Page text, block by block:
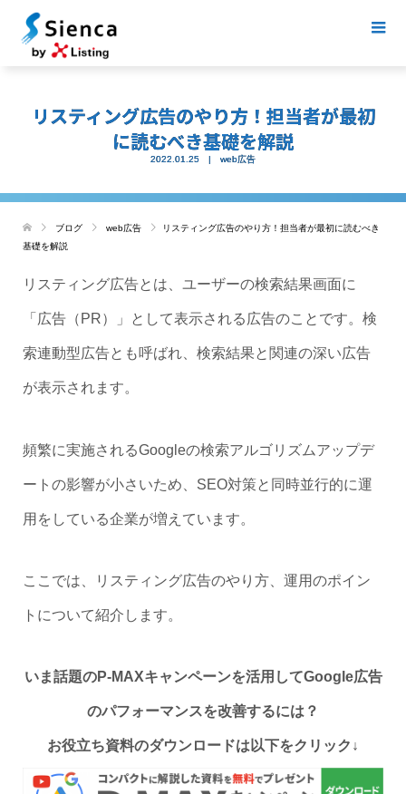
リスティング広告のやり方！担当者が最初
に読むべき基礎を解説
2022.01.25 web広告
ブログ web広告
リスティング広告のやり方！担当者が最初に読むべき
基礎を解説
リスティング広告とは、ユーザーの検索結果画面に
「広告（PR）」として表示される広告のことです。検
索連動型広告とも呼ばれ、検索結果と関連の深い広告
が表示されます。
頻繁に実施されるGoogleの検索アルゴリズムアップデ
ートの影響が小さいため、SEO対策と同時並行的に運
用をしている企業が増えています。
ここでは、リスティング広告のやり方、運用のポイン
トについて紹介します。
いま話題のP-MAXキャンペーンを活用してGoogle広告
のパフォーマンスを改善するには？
お役立ち資料のダウンロードは以下をクリック↓